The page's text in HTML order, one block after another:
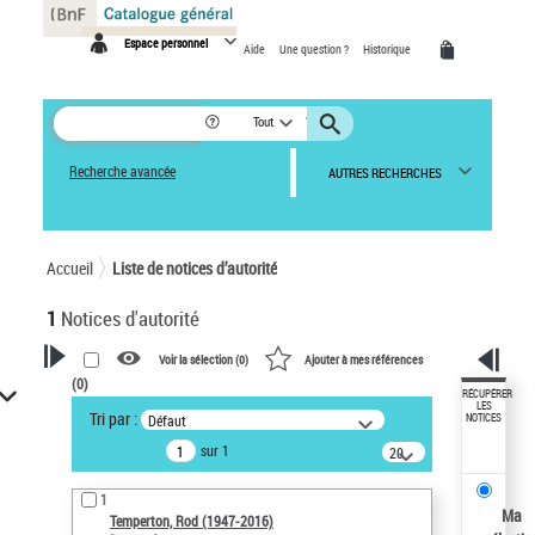
Espace personnel Aide Une question ? Historique
Tout
Recherche avancée AUTRES RECHERCHES
Accueil Liste de notices d’autorité
1 Notices d'autorité
VOTRE RECHERCHE
Recherche avancée dans les
notices d’autorité
Œuvres liées à l'auteur :
Temperton, Rod (1947-2016)
Voir la sélection (0) Ajouter à mes références
(0)
Tri par : Défaut
sur 1
20
résultats/page
1
Temperton, Rod (1947-2016)
RÉCUPÉRER
LES
NOTICES
Ma
Panneau de gestion des cookies